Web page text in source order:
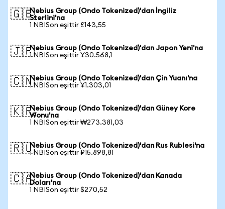
🇬🇧Nebius Group (Ondo Tokenized)'dan İngiliz
Sterlini'na
1 NBISon eşittir £143,55
🇯🇵Nebius Group (Ondo Tokenized)'dan Japon Yeni'na
1 NBISon eşittir ¥30.568,1
🇨🇳Nebius Group (Ondo Tokenized)'dan Çin Yuanı'na
1 NBISon eşittir ¥1.303,01
🇰🇷Nebius Group (Ondo Tokenized)'dan Güney Kore
Wonu'na
1 NBISon eşittir ₩273.381,03
🇷🇺Nebius Group (Ondo Tokenized)'dan Rus Rublesi'na
1 NBISon eşittir ₽15.898,81
🇨🇦Nebius Group (Ondo Tokenized)'dan Kanada
Doları'na
1 NBISon eşittir $270,52